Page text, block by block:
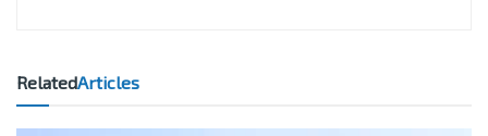
RelatedArticles